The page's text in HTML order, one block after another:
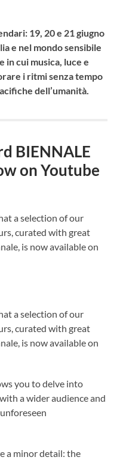
19, 20 e 21 giugno
e nel mondo sensibile
in cui musica, luce e
i ritmi senza tempo
dell’umanità.
BIENNALE
on Youtube
a selection of our
curated with great
is now available on
a selection of our
curated with great
is now available on
you to delve into
a wider audience and
a minor detail: the